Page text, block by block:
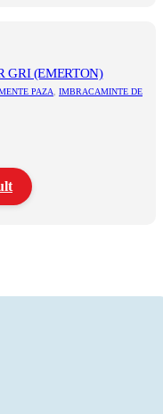
GRI (EMERTON)
PAZA
IMBRACAMINTE DE